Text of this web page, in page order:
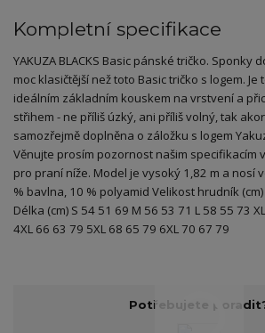
Kompletní specifikace
YAKUZA BLACKS Basic pánské tričko. Sponky
moc klasičtější než toto Basic tričko s logem.
ideálním základním kouskem na vrstvení a
střihem - ne příliš úzký, ani příliš volný, tak
samozřejmě doplněna o záložku s logem
Věnujte prosím pozornost našim specifikacím
pro praní níže. Model je vysoký 1,82 m a nosí
% bavlna, 10 % polyamid Velikost hrudník
Délka (cm) S 54 51 69 M 56 53 71 L 58 55 73
4XL 66 63 79 5XL 68 65 79 6XL 70 67 79
Potřebujete